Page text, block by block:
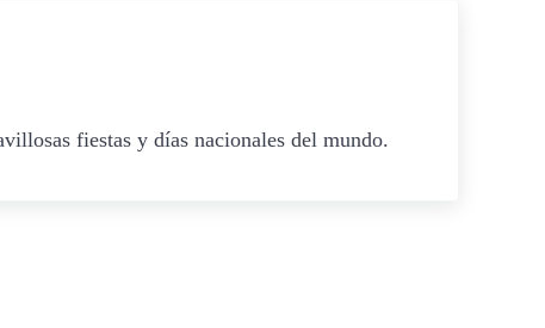
fiestas y días nacionales del mundo.